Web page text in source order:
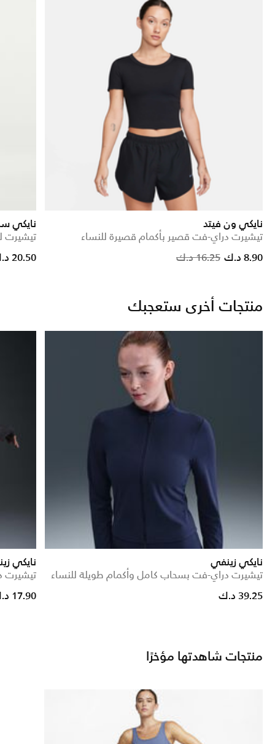
نايكي ون فيتد
تيشيرت دراي-فت قصير بأكمام قصيرة للنساء
Price reduced from
16.25 د.ك
to 8.90 د.ك
نايكي
تيشيرت
20.50 د.ك
منتجات أخرى ستعجبك
نايكي زينفي
تيشيرت دراي-فت بسحاب كامل وأكمام طويلة للنساء
39.25 د.ك
نايكي
تيشيرت
17.90 د.ك
منتجات شاهدتها مؤخرًا